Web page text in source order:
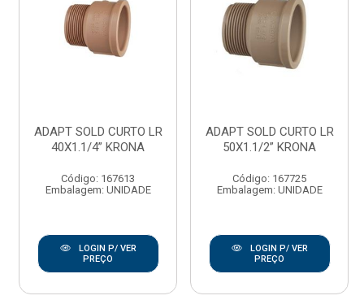
ADAPT SOLD CURTO LR
40X1.1/4” KRONA
Código: 167613
Embalagem: UNIDADE
LOGIN P/ VER
PREÇO
ADAPT SOLD CURTO LR
50X1.1/2” KRONA
Código: 167725
Embalagem: UNIDADE
LOGIN P/ VER
PREÇO